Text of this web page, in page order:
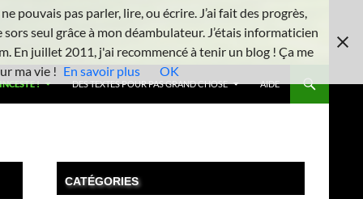
! DES TEXTES POUR PAS GRAND CHOSE AIDE
CATÉGORIES
pouvais pas parler, lire, ou écrire. J’ai fait des progrès,
seul grâce à mon déambulateur. J’étais informaticien
En juillet 2011, j'ai recommencé à tenir un blog ! Ça me
ma vie ! En savoir plus OK